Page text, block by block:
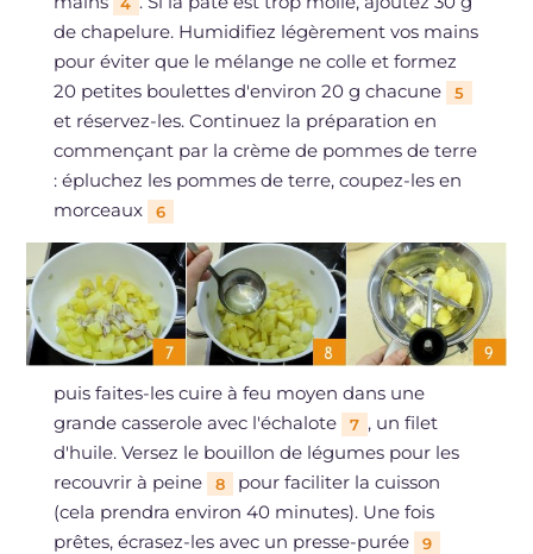
4
de chapelure. Humidifiez légèrement vos mains
pour éviter que le mélange ne colle et formez
20 petites boulettes d'environ 20 g chacune
5
et réservez-les. Continuez la préparation en
commençant par la crème de pommes de terre
: épluchez les pommes de terre, coupez-les en
morceaux
6
puis faites-les cuire à feu moyen dans une
grande casserole avec l'échalote
7 , un filet
d'huile. Versez le bouillon de légumes pour les
recouvrir à peine
8
pour faciliter la cuisson
(cela prendra environ 40 minutes). Une fois
prêtes, écrasez-les avec un presse-purée
9